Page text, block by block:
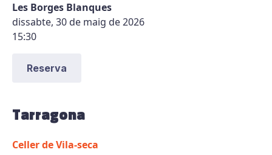
Les Borges Blanques
dissabte, 30 de maig de 2026
15:30
Reserva
Tarragona
Celler de Vila-seca